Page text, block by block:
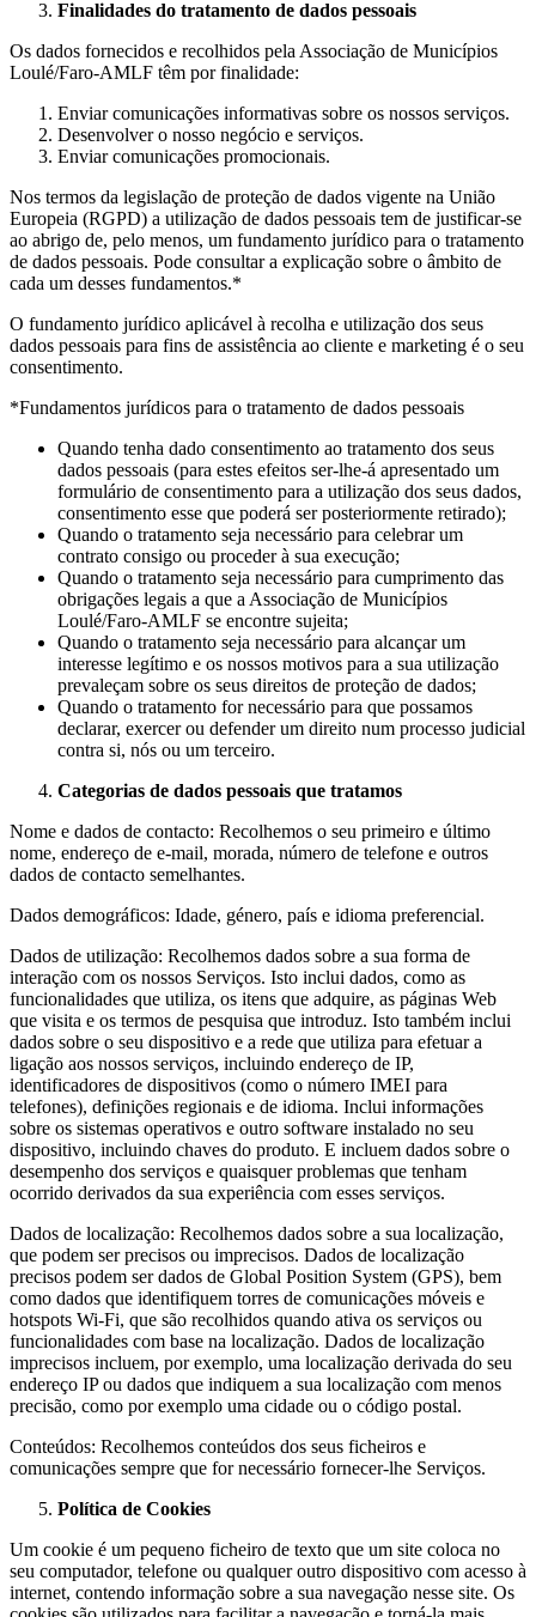
Finalidades do tratamento de dados pessoais
Os dados fornecidos e recolhidos pela Associação de Municípios
Loulé/Faro-AMLF têm por finalidade:
Enviar comunicações informativas sobre os nossos serviços.
Desenvolver o nosso negócio e serviços.
Enviar comunicações promocionais.
Nos termos da legislação de proteção de dados vigente na União
Europeia (RGPD) a utilização de dados pessoais tem de justificar-se
ao abrigo de, pelo menos, um fundamento jurídico para o tratamento
de dados pessoais. Pode consultar a explicação sobre o âmbito de
cada um desses fundamentos.*
O fundamento jurídico aplicável à recolha e utilização dos seus
dados pessoais para fins de assistência ao cliente e marketing é o seu
consentimento.
*Fundamentos jurídicos para o tratamento de dados pessoais
Quando tenha dado consentimento ao tratamento dos seus
dados pessoais (para estes efeitos ser-lhe-á apresentado um
formulário de consentimento para a utilização dos seus dados,
consentimento esse que poderá ser posteriormente retirado);
Quando o tratamento seja necessário para celebrar um
contrato consigo ou proceder à sua execução;
Quando o tratamento seja necessário para cumprimento das
obrigações legais a que a Associação de Municípios
Loulé/Faro-AMLF se encontre sujeita;
Quando o tratamento seja necessário para alcançar um
interesse legítimo e os nossos motivos para a sua utilização
prevaleçam sobre os seus direitos de proteção de dados;
Quando o tratamento for necessário para que possamos
declarar, exercer ou defender um direito num processo judicial
contra si, nós ou um terceiro.
Categorias de dados pessoais que tratamos
Nome e dados de contacto: Recolhemos o seu primeiro e último
nome, endereço de e-mail, morada, número de telefone e outros
dados de contacto semelhantes.
Dados demográficos: Idade, género, país e idioma preferencial.
Dados de utilização: Recolhemos dados sobre a sua forma de
interação com os nossos Serviços. Isto inclui dados, como as
funcionalidades que utiliza, os itens que adquire, as páginas Web
que visita e os termos de pesquisa que introduz. Isto também inclui
dados sobre o seu dispositivo e a rede que utiliza para efetuar a
ligação aos nossos serviços, incluindo endereço de IP,
identificadores de dispositivos (como o número IMEI para
telefones), definições regionais e de idioma. Inclui informações
sobre os sistemas operativos e outro software instalado no seu
dispositivo, incluindo chaves do produto. E incluem dados sobre o
desempenho dos serviços e quaisquer problemas que tenham
ocorrido derivados da sua experiência com esses serviços.
Dados de localização: Recolhemos dados sobre a sua localização,
que podem ser precisos ou imprecisos. Dados de localização
precisos podem ser dados de Global Position System (GPS), bem
como dados que identifiquem torres de comunicações móveis e
hotspots Wi-Fi, que são recolhidos quando ativa os serviços ou
funcionalidades com base na localização. Dados de localização
imprecisos incluem, por exemplo, uma localização derivada do seu
endereço IP ou dados que indiquem a sua localização com menos
precisão, como por exemplo uma cidade ou o código postal.
Conteúdos: Recolhemos conteúdos dos seus ficheiros e
comunicações sempre que for necessário fornecer-lhe Serviços.
Política de Cookies
Um cookie é um pequeno ficheiro de texto que um site coloca no
seu computador, telefone ou qualquer outro dispositivo com acesso à
internet, contendo informação sobre a sua navegação nesse site. Os